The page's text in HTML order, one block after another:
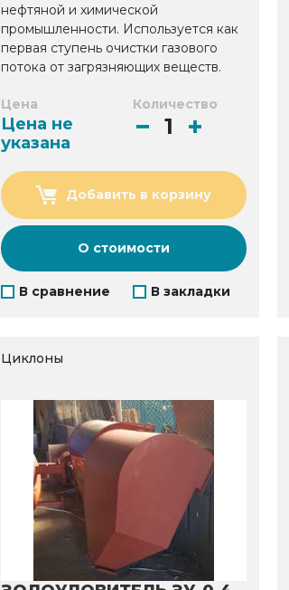
нефтяной и химической
промышленности. Используется как
первая ступень очистки газового
потока от загрязняющих веществ.
Цена
Цена не
указана
Количество
Добавить в корзину
О стоимости
В сравнение В закладки
Циклоны